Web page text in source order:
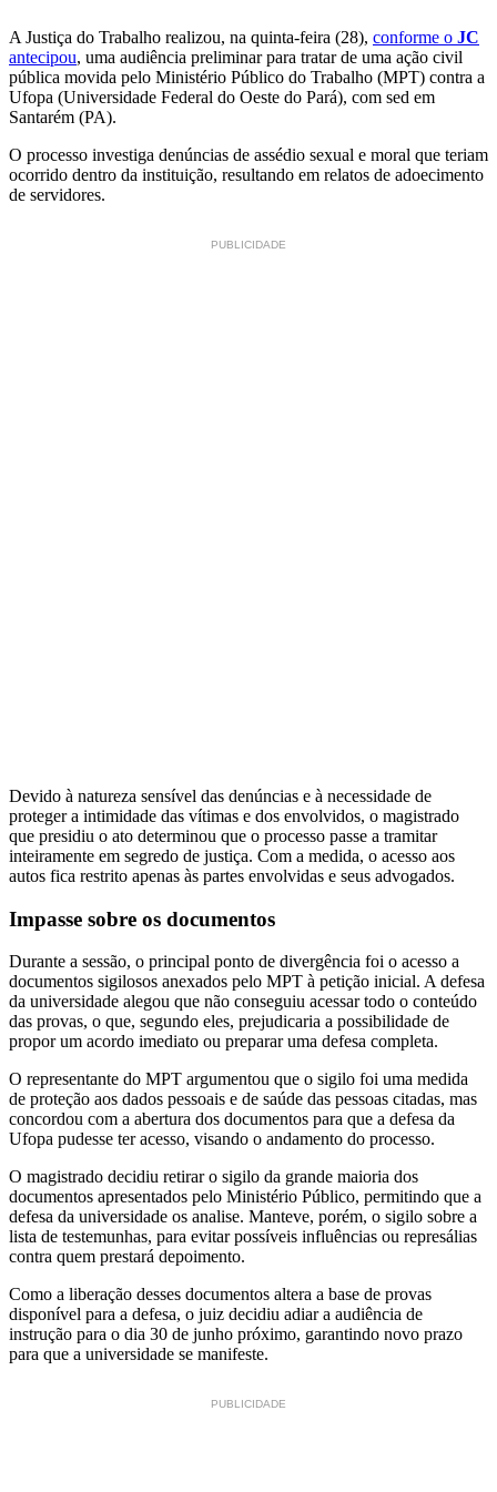
A Justiça do Trabalho realizou, na quinta-feira (28), conforme o JC
antecipou, uma audiência preliminar para tratar de uma ação civil
pública movida pelo Ministério Público do Trabalho (MPT) contra a
Ufopa (Universidade Federal do Oeste do Pará), com sed em
Santarém (PA).
O processo investiga denúncias de assédio sexual e moral que teriam
ocorrido dentro da instituição, resultando em relatos de adoecimento
de servidores.
PUBLICIDADE
Devido à natureza sensível das denúncias e à necessidade de
proteger a intimidade das vítimas e dos envolvidos, o magistrado
que presidiu o ato determinou que o processo passe a tramitar
inteiramente em segredo de justiça. Com a medida, o acesso aos
autos fica restrito apenas às partes envolvidas e seus advogados.
Impasse sobre os documentos
Durante a sessão, o principal ponto de divergência foi o acesso a
documentos sigilosos anexados pelo MPT à petição inicial. A defesa
da universidade alegou que não conseguiu acessar todo o conteúdo
das provas, o que, segundo eles, prejudicaria a possibilidade de
propor um acordo imediato ou preparar uma defesa completa.
O representante do MPT argumentou que o sigilo foi uma medida
de proteção aos dados pessoais e de saúde das pessoas citadas, mas
concordou com a abertura dos documentos para que a defesa da
Ufopa pudesse ter acesso, visando o andamento do processo.
O magistrado decidiu retirar o sigilo da grande maioria dos
documentos apresentados pelo Ministério Público, permitindo que a
defesa da universidade os analise. Manteve, porém, o sigilo sobre a
lista de testemunhas, para evitar possíveis influências ou represálias
contra quem prestará depoimento.
Como a liberação desses documentos altera a base de provas
disponível para a defesa, o juiz decidiu adiar a audiência de
instrução para o dia 30 de junho próximo, garantindo novo prazo
para que a universidade se manifeste.
PUBLICIDADE